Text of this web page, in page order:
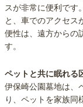
スが非常に便利です
と、車でのアクセス
便性は、遠方からの
す。
ペットと共に眠れる
伊保崎公園墓地は、
り、ペットを家族同